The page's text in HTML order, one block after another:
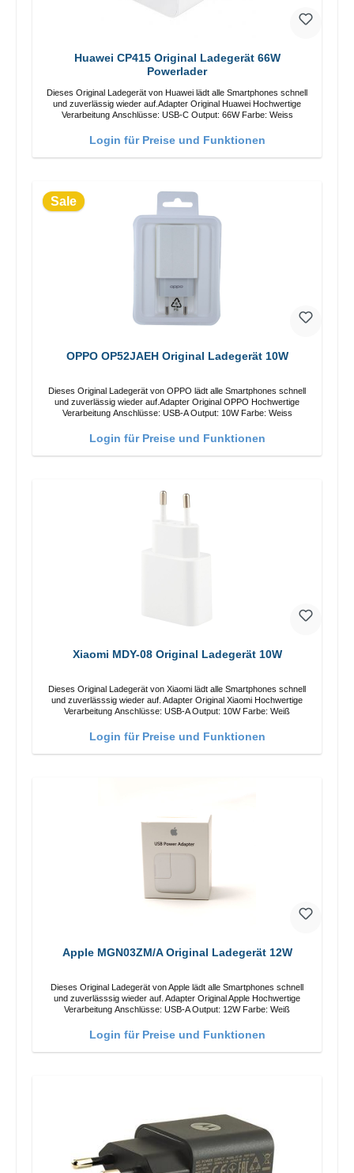
Huawei CP415 Original Ladegerät 66W
Powerlader
Dieses Original Ladegerät von Huawei lädt alle Smartphones schnell
und zuverlässig wieder auf.Adapter Original Huawei Hochwertige
Verarbeitung Anschlüsse: USB-C Output: 66W Farbe: Weiss
Login für Preise und Funktionen
Sale
OPPO OP52JAEH Original Ladegerät 10W
Dieses Original Ladegerät von OPPO lädt alle Smartphones schnell
und zuverlässig wieder auf.Adapter Original OPPO Hochwertige
Verarbeitung Anschlüsse: USB-A Output: 10W Farbe: Weiss
Login für Preise und Funktionen
Xiaomi MDY-08 Original Ladegerät 10W
Dieses Original Ladegerät von Xiaomi lädt alle Smartphones schnell
und zuverlässsig wieder auf. Adapter Original Xiaomi Hochwertige
Verarbeitung Anschlüsse: USB-A Output: 10W Farbe: Weiß
Login für Preise und Funktionen
Apple MGN03ZM/A Original Ladegerät 12W
Dieses Original Ladegerät von Apple lädt alle Smartphones schnell
und zuverlässsig wieder auf. Adapter Original Apple Hochwertige
Verarbeitung Anschlüsse: USB-A Output: 12W Farbe: Weiß
Login für Preise und Funktionen